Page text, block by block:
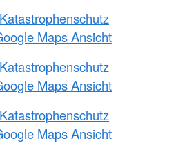
Maps Ansicht
Maps Ansicht
Maps Ansicht